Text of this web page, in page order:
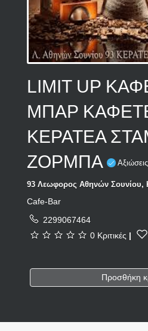
LIMIT UP
ΜΠΑΡ
ΚΕΡΑΤΕΑ
ΖΟΡΜΠΑ
Αξιώσεις
93 Λεωφορος Αθηνών Σουνίου,
Cafe-Bar
2299067464
0 Κριτικές |
Προσθήκη